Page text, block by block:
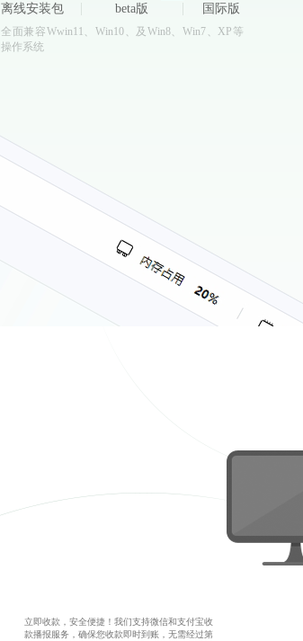
离线安装包 beta版 国际版
全面兼容Wwin11、Win10、及Win8、Win7、XP等
操作系统
立即收款，安全便捷！我们支持微信和支付宝收
款播报服务，确保您收款即时到账，无需经过第